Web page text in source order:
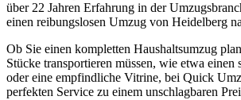
über 22 Jahren Erfahrung in der
einen reibungslosen Umzug von Heidelberg
Ob Sie einen kompletten Haushaltsumzug
Stücke transportieren müssen, wie etwa einen
oder eine empfindliche Vitrine, bei Quick
perfekten Service zu einem unschlagbaren